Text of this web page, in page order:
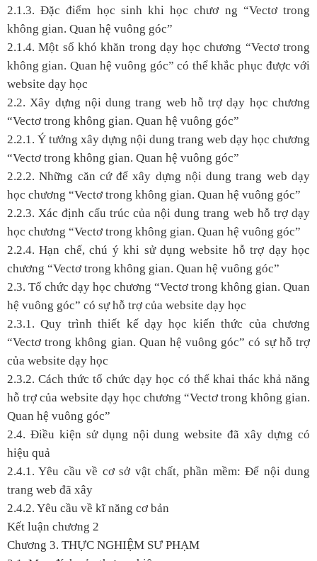
2.1.3. Đặc điểm học sinh khi học chươ ng “Vectơ trong
không gian. Quan hệ vuông góc”
2.1.4. Một số khó khăn trong dạy học chương “Vectơ trong
không gian. Quan hệ vuông góc” có thể khắc phục được với
website dạy học
2.2. Xây dựng nội dung trang web hỗ trợ dạy học chương
“Vectơ trong không gian. Quan hệ vuông góc”
2.2.1. Ý tưởng xây dựng nội dung trang web dạy học chương
“Vectơ trong không gian. Quan hệ vuông góc”
2.2.2. Những căn cứ để xây dựng nội dung trang web dạy
học chương “Vectơ trong không gian. Quan hệ vuông góc”
2.2.3. Xác định cấu trúc của nội dung trang web hỗ trợ dạy
học chương “Vectơ trong không gian. Quan hệ vuông góc”
2.2.4. Hạn chế, chú ý khi sử dụng website hỗ trợ dạy học
chương “Vectơ trong không gian. Quan hệ vuông góc”
2.3. Tổ chức dạy học chương “Vectơ trong không gian. Quan
hệ vuông góc” có sự hỗ trợ của website dạy học
2.3.1. Quy trình thiết kế dạy học kiến thức của chương
“Vectơ trong không gian. Quan hệ vuông góc” có sự hỗ trợ
của website dạy học
2.3.2. Cách thức tổ chức dạy học có thể khai thác khả năng
hỗ trợ của website dạy học chương “Vectơ trong không gian.
Quan hệ vuông góc”
2.4. Điều kiện sử dụng nội dung website đã xây dựng có
hiệu quả
2.4.1. Yêu cầu về cơ sở vật chất, phần mềm: Để nội dung
trang web đã xây
2.4.2. Yêu cầu về kĩ năng cơ bản
Kết luận chương 2
Chương 3. THỰC NGHIỆM SƯ PHẠM